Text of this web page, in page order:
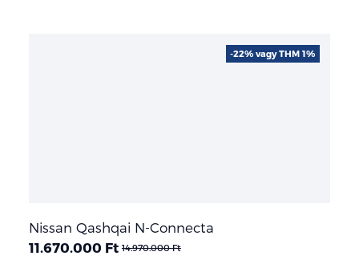
Nissan Qashqai N-Connecta
11.670.000 Ft 14.970.000 Ft
-22% vagy THM 1%